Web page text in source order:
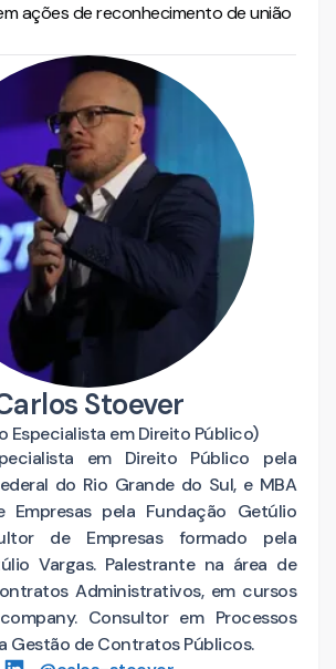
ações de reconhecimento de união
Stoever
Especialista em Direito Público)
em Direito Público pela
do Rio Grande do Sul, e MBA
Empresas pela Fundação Getúlio
de Empresas formado pela
Vargas. Palestrante na área de
Administrativos, em cursos
Consultor em Processos
Gestão de Contratos Públicos.